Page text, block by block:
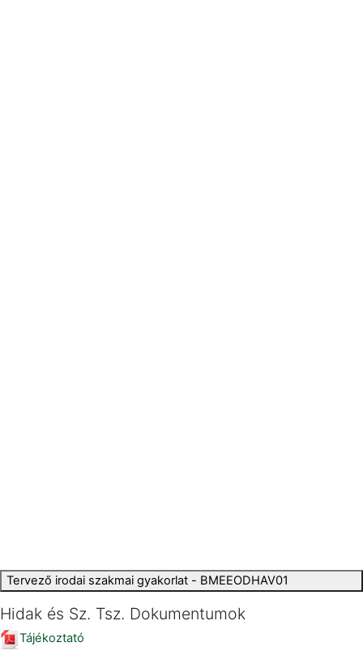
Tervező irodai szakmai gyakorlat - BMEEODHAV01
Hidak és Sz. Tsz. Dokumentumok
Tájékoztató